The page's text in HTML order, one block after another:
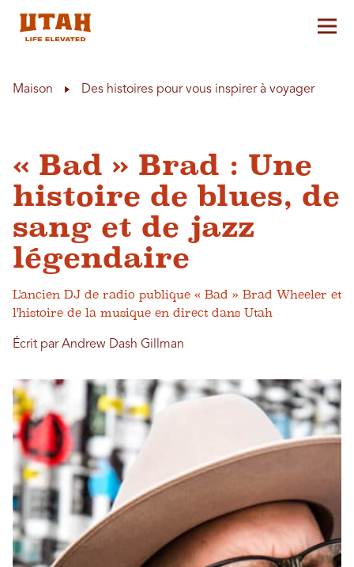
Maison Des histoires pour vous inspirer à voyager
« Bad » Brad : Une
histoire de blues, de
sang et de jazz
légendaire
L'ancien DJ de radio publique « Bad » Brad Wheeler et
l'histoire de la musique en direct dans Utah
Écrit par Andrew Dash Gillman